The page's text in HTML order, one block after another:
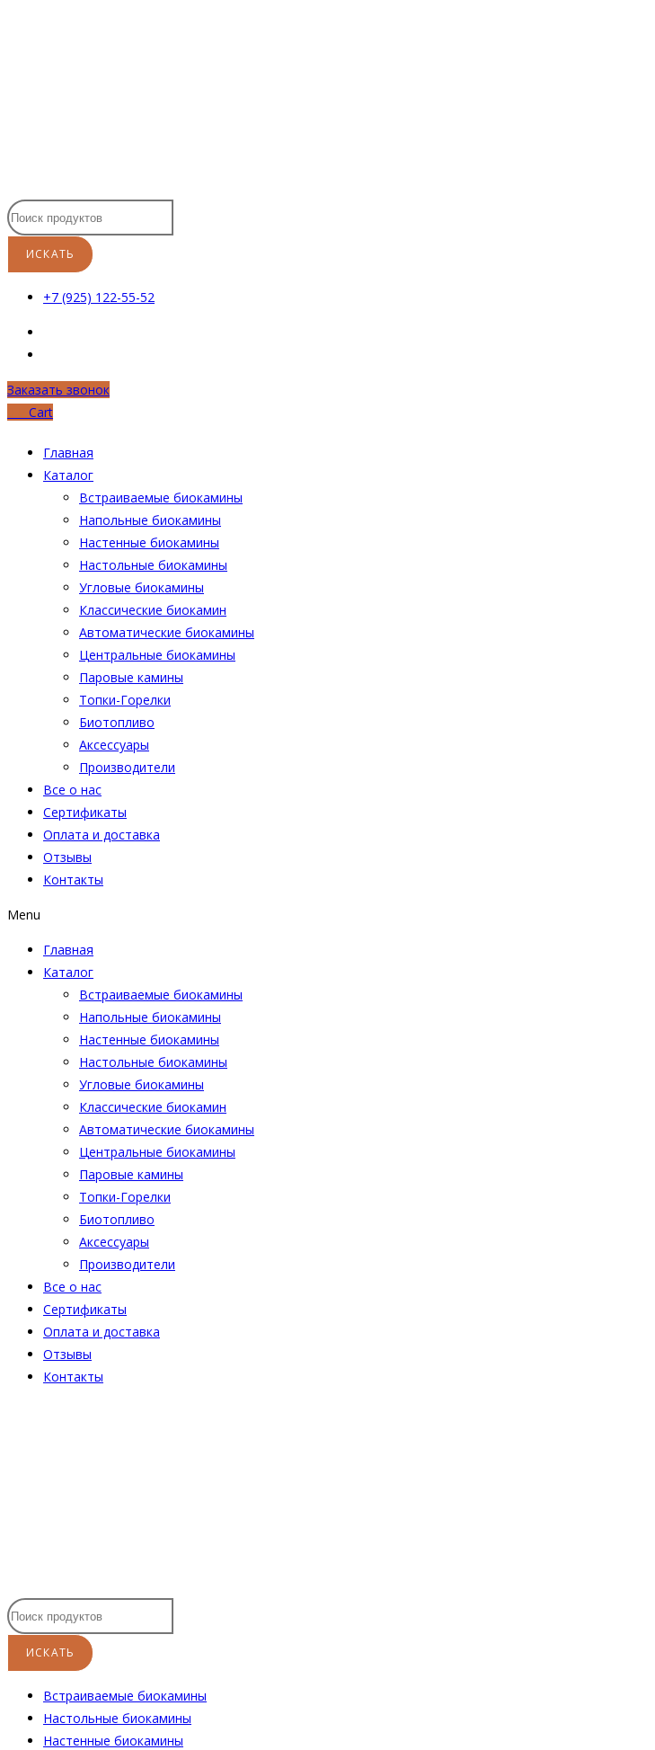
+7 (925) 122-55-52
Заказать звонок
Cart
Главная
Каталог
Встраиваемые биокамины
Напольные биокамины
Настенные биокамины
Настoльные биокамины
Угловые биокамины
Классические биокамин
Автоматические биокамины
Центральные биокамины
Паровые камины
Топки-Горелки
Биотопливо
Аксессуары
Производители
Все о нас
Сертификаты
Оплата и доставка
Отзывы
Контакты
Menu
Главная
Каталог
Встраиваемые биокамины
Напольные биокамины
Настенные биокамины
Настoльные биокамины
Угловые биокамины
Классические биокамин
Автоматические биокамины
Центральные биокамины
Паровые камины
Топки-Горелки
Биотопливо
Аксессуары
Производители
Все о нас
Сертификаты
Оплата и доставка
Отзывы
Контакты
Встраиваемые биокамины
Настoльные биокамины
Настенные биокамины